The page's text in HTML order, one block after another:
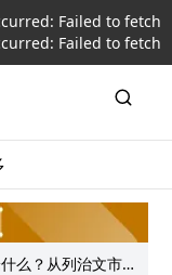
Failed to fetch
Failed to fetch
么？从列治文市